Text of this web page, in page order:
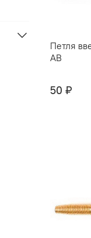
Петля
AB
50 ₽